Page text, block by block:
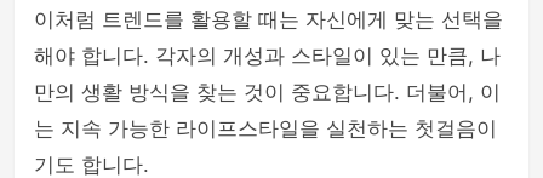
이처럼 트렌드를 활용할 때는 자신에게 맞는 선택을
해야 합니다. 각자의 개성과 스타일이 있는 만큼, 나
만의 생활 방식을 찾는 것이 중요합니다. 더불어, 이
는 지속 가능한 라이프스타일을 실천하는 첫걸음이
기도 합니다.